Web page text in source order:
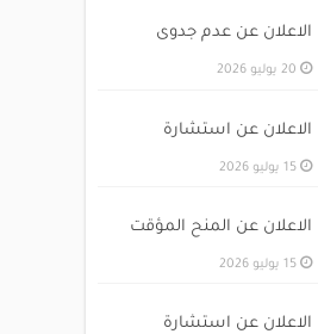
الاعلان عن عدم جدوى
20 يوليو 2026
الاعلان عن استشارة
15 يوليو 2026
الاعلان عن المنح المؤقت
15 يوليو 2026
الاعلان عن استشارة